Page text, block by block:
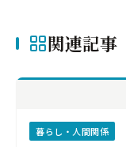
関連記事
暮らし・人間関係